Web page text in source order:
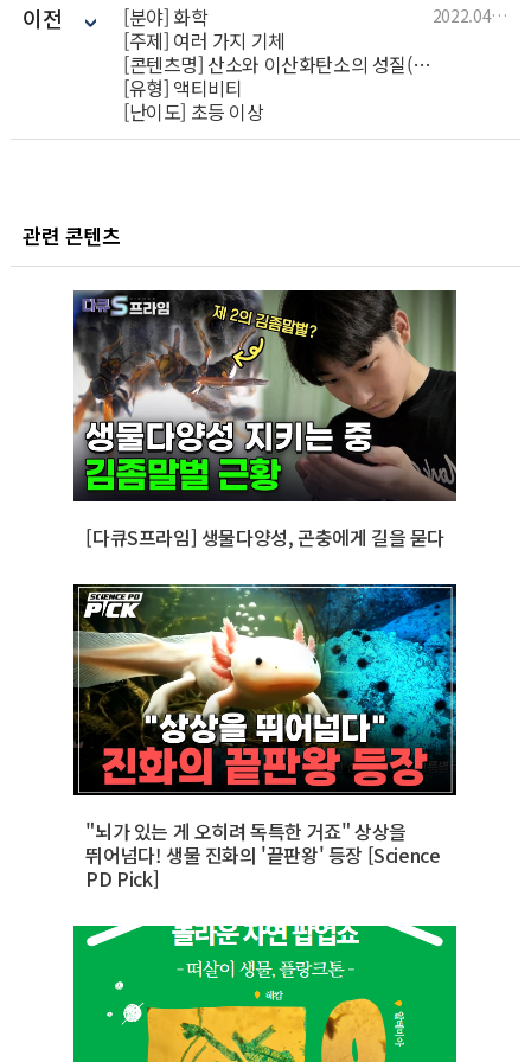
이전
[분야] 화학
[주제] 여러 가지 기체
[콘텐츠명] 산소와 이산화탄소의 성질(전개)
[유형] 액티비티
[난이도] 초등 이상
2022.04.05
관련 콘텐츠
[다큐S프라임] 생물다양성, 곤충에게 길을 묻다
"뇌가 있는 게 오히려 독특한 거죠" 상상을
뛰어넘다! 생물 진화의 '끝판왕' 등장 [Science
PD Pick]